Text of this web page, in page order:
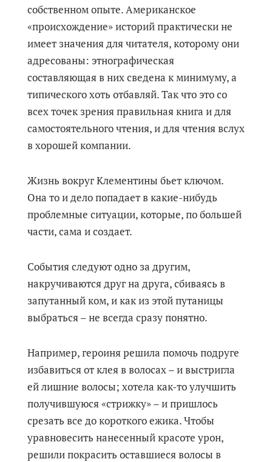
собственном опыте. Американское
«происхождение» историй практически не
имеет значения для читателя, которому они
адресованы: этнографическая
составляющая в них сведена к минимуму, а
типического хоть отбавляй. Так что это со
всех точек зрения правильная книга и для
самостоятельного чтения, и для чтения вслух
в хорошей компании.
Жизнь вокруг Клементины бьет ключом.
Она то и дело попадает в какие-нибудь
проблемные ситуации, которые, по большей
части, сама и создает.
События следуют одно за другим,
накручиваются друг на друга, сбиваясь в
запутанный ком, и как из этой путаницы
выбраться – не всегда сразу понятно.
Например, героиня решила помочь подруге
избавиться от клея в волосах – и выстригла
ей лишние волосы; хотела как-то улучшить
получившуюся «стрижку» – и пришлось
срезать все до короткого ежика. Чтобы
уравновесить нанесенный красоте урон,
решили покрасить оставшиеся волосы в